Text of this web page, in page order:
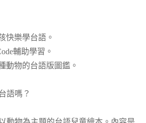
快樂學台語。
輔助學習。
動物的台語版圖鑑。
語嗎？